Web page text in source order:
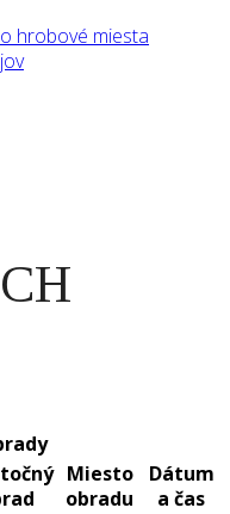
hrobové miesta
Miesto
obradu
Dátum
a čas